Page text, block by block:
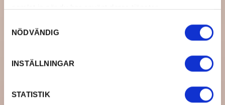
samlat in när du har använt deras tjänster.
NÖDVÄNDIG
INSTÄLLNINGAR
STATISTIK